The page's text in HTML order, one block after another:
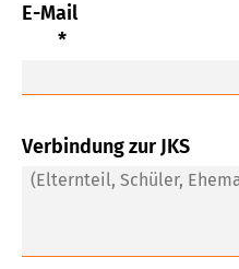
E-Mail
*
Verbindung zur JKS